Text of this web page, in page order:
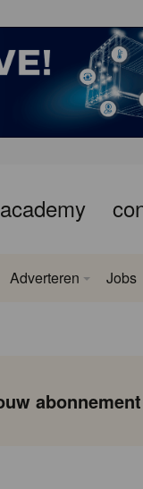
academy
Adverteren Jobs